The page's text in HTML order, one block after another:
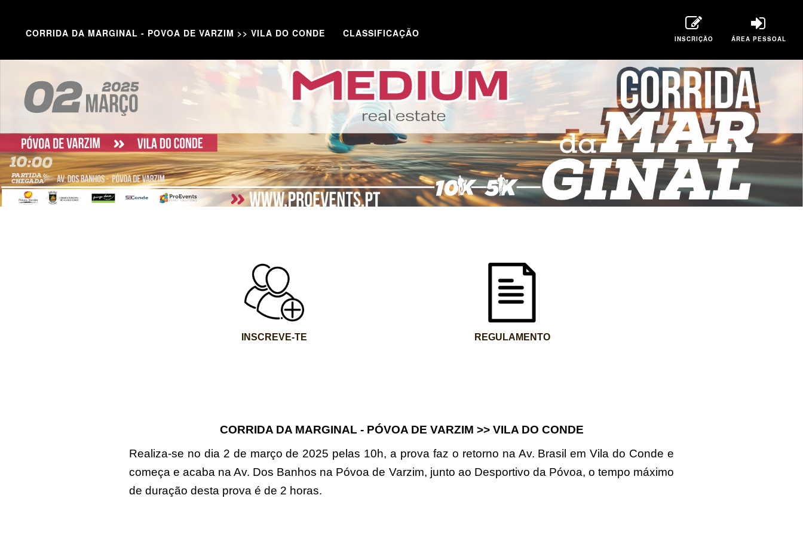
CORRIDA DA MARGINAL - POVOA DE VARZIM >> VILA DO CONDE CLASSIFICAÇÃO INSCRIÇÃO ÁREA PESSOAL
INSCREVE-TE REGULAMENTO
CORRIDA DA MARGINAL - PÓVOA DE VARZIM >> VILA DO CONDE
Realiza-se no dia 2 de março de 2025 pelas 10h, a prova faz o retorno na Av. Brasil em Vila do Conde e
começa e acaba na Av. Dos Banhos na Póvoa de Varzim, junto ao Desportivo da Póvoa, o tempo máximo
de duração desta prova é de 2 horas.